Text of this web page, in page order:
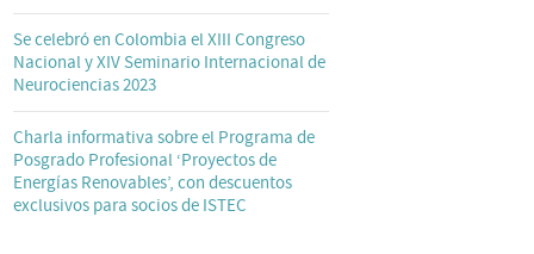
Se celebró en Colombia el XIII Congreso
Nacional y XIV Seminario Internacional de
Neurociencias 2023
Charla informativa sobre el Programa de
Posgrado Profesional ‘Proyectos de
Energías Renovables’, con descuentos
exclusivos para socios de ISTEC